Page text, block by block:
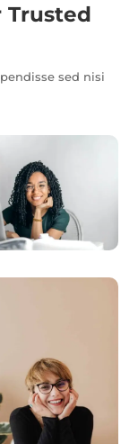
Trusted
sed nisi